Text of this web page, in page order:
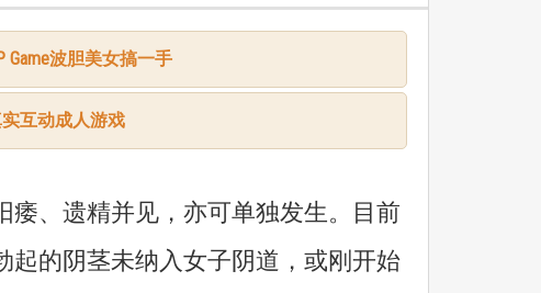
Game波胆美女搞一手
互动成人游戏
、遗精并见，亦可单独发生。目前
起的阴茎未纳入女子阴道，或刚开始